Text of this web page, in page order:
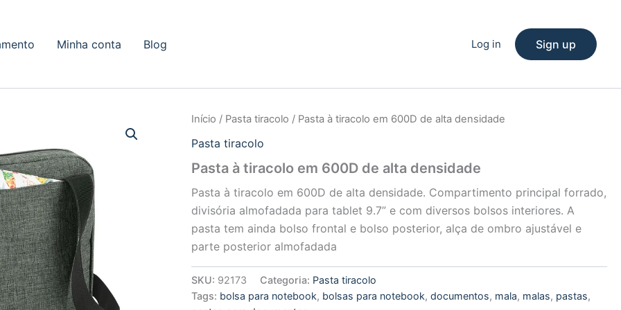
Minha conta Blog Log in Sign up
Início / Pasta tiracolo / Pasta à tiracolo em 600D de alta densidade
Pasta tiracolo
Pasta à tiracolo em 600D de alta densidade
Pasta à tiracolo em 600D de alta densidade. Compartimento principal forrado,
divisória almofadada para tablet 9.7” e com diversos bolsos interiores. A
pasta tem ainda bolso frontal e bolso posterior, alça de ombro ajustável e
parte posterior almofadada
SKU: 92173 Categoria: Pasta tiracolo
Tags: bolsa para notebook, bolsas para notebook,documentos, mala, malas, pastas,